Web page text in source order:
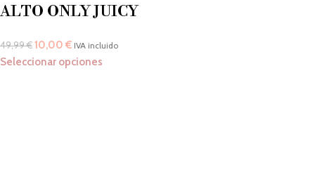
ALTO ONLY JUICY
49,99€10,00 € IVA incluido
Seleccionar opciones